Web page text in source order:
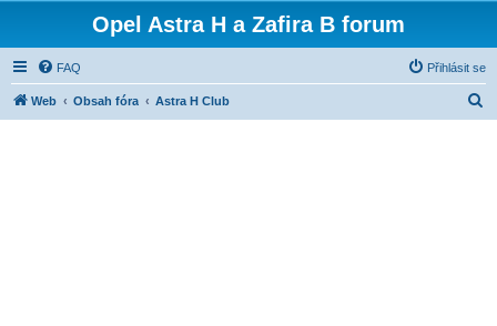
Opel Astra H a Zafira B forum
FAQ Přihlásit se
Web Obsah fóra Astra H Club